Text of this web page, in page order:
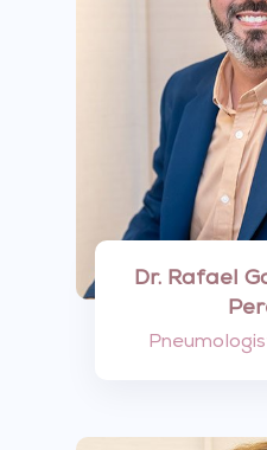
Dr. Rafael